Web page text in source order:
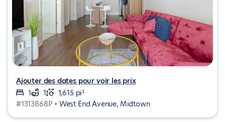
Ajouter des dates pour voir les prix
1
1
1,615 pi²
#1313868P • West End Avenue, Midtown